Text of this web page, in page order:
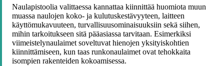
Naulapistoolia valittaessa kannattaa kiinnittää huomiota muun
muassa naulojen koko- ja kulutuskestävyyteen, laitteen
käyttömukavuuteen, turvallisuusominaisuuksiin sekä siihen,
mihin tarkoitukseen sitä pääasiassa tarvitaan. Esimerkiksi
viimeistelynaulaimet soveltuvat hienojen yksityiskohtien
kiinnittämiseen, kun taas runkonaulaimet ovat tehokkaita
isompien rakenteiden kokoamisessa.